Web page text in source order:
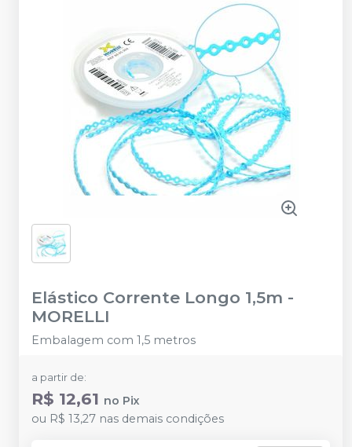
Elástico Corrente Longo 1,5m -
MORELLI
Embalagem com 1,5 metros
a partir de:
R$ 12,61 no Pix
ou R$ 13,27 nas demais condições